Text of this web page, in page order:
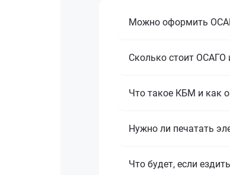
Можно оформить
Сколько стоит ОСАГО
Что такое КБМ и как
Нужно ли печатать
Что будет, если